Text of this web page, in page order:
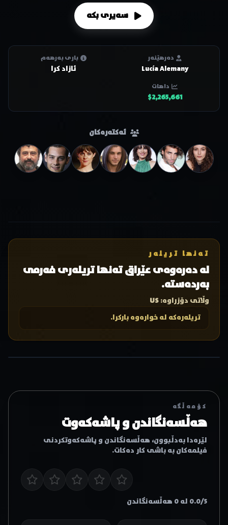
سەیری بکە
دەرهێنەر
Lucía Alemany
باری بەرهەم
ئازاد کرا
داهات
$2,265,661
ئەکتەرەکان
تەنها تریلەر
لە دەرەوەی عێراق تەنها تریلەری فەرمی
بەردەستە.
وڵاتی دۆزراوە:US
تریلەرەکە لە خوارەوە بارکرا.
کۆمەڵگە
هەڵسەنگاندن و پاشەکەوت
لێرەدا بەدڵبوون، هەڵسەنگاندن و پاشەکەوتکردنی
فیلمەکان بە باشی کار دەکات.
0.0/5 لە 0 هەڵسەنگاندن